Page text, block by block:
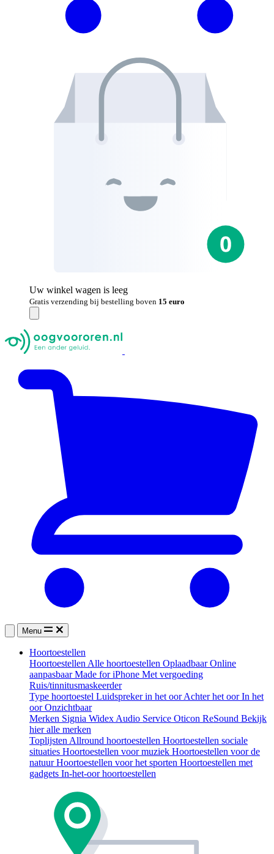
Uw winkel wagen is leeg
Gratis verzending bij bestelling boven 15 euro
Menu
Hoortoestellen
Hoortoestellen Alle hoortoestellen OplaadbaarOnline
aanpasbaarMade for iPhone Met vergoeding
Ruis/tinnitusmaskeerder
Type hoortoestel Luidspreker in het oorAchter het oorIn het
oorOnzichtbaar
Merken Signia Widex Audio Service Oticon ReSound Bekijk
hier alle merken
Toplijsten Allround hoortoestellen Hoortoestellen sociale
situaties Hoortoestellen voor muziek Hoortoestellen voor de
natuurHoortoestellen voor het sporten Hoortoestellen met
gadgets In-het-oor hoortoestellen